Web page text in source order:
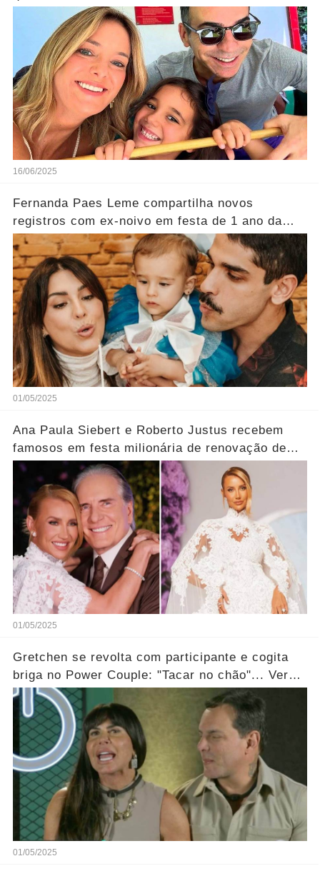
16/06/2025
Fernanda Paes Leme compartilha novos
registros com ex-noivo em festa de 1 ano da
filha
01/05/2025
Ana Paula Siebert e Roberto Justus recebem
famosos em festa milionária de renovação de
votos; veja looks
01/05/2025
Gretchen se revolta com participante e cogita
briga no Power Couple: "Tacar no chão"... Ver
mais
01/05/2025